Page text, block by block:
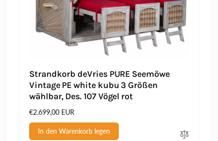
Strandkorb deVries PURE Seemöwe
Vintage PE white kubu 3 Größen
wählbar, Des. 107 Vögel rot
Normaler
Preis
€2.699,00 EUR
In den Warenkorb legen